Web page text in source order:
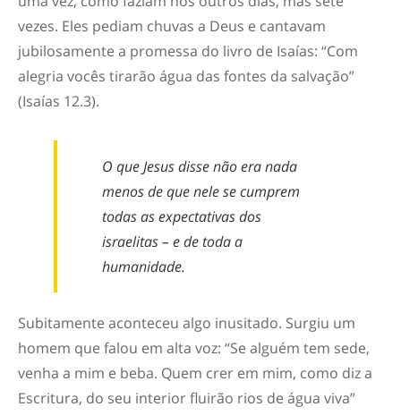
vezes. Eles pediam chuvas a Deus e cantavam
jubilosamente a promessa do livro de Isaías: “Com
alegria vocês tirarão água das fontes da salvação”
(Isaías 12.3).
O que Jesus disse não era nada
menos de que nele se cumprem
todas as expectativas dos
israelitas – e de toda a
humanidade.
Subitamente aconteceu algo inusitado. Surgiu um
homem que falou em alta voz: “Se alguém tem sede,
venha a mim e beba. Quem crer em mim, como diz a
Escritura, do seu interior fluirão rios de água viva”